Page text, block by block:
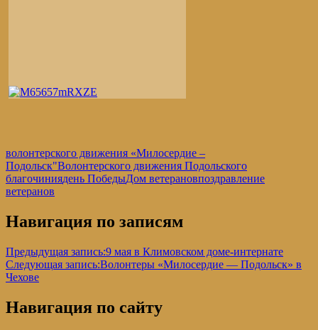
волонтерского движения «Милосердие –
Подольск"Волонтерского движения Подольского
благочиниядень ПобедыДом ветерановпоздравление
ветеранов
Навигация по записям
Предыдущая запись:9 мая в Климовском доме-интернате
Следующая запись:Волонтеры «Милосердие — Подольск» в
Чехове
Навигация по сайту